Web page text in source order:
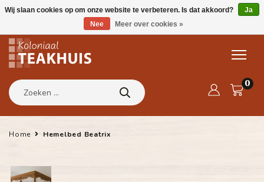
0
Home Hemelbed Beatrix
Wij slaan cookies op om onze website te verbeteren. Is dat akkoord?
Ja
Nee
Meer over cookies »